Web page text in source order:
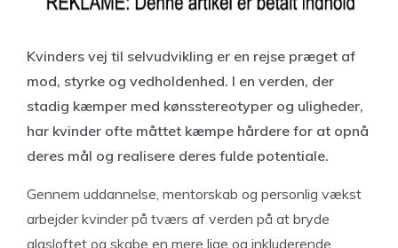
Kvinders vej til selvudvikling er en rejse præget af
mod, styrke og vedholdenhed. I en verden, der
stadig kæmper med kønsstereotyper og uligheder,
har kvinder ofte måttet kæmpe hårdere for at opnå
deres mål og realisere deres fulde potentiale.
Gennem uddannelse, mentorskab og personlig vækst
arbejder kvinder på tværs af verden på at bryde
glasloftet og skabe en mere lige og inkluderende